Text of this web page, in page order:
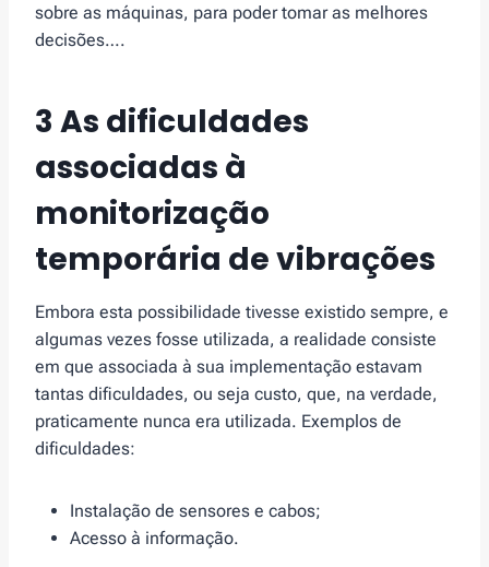
sobre as máquinas, para poder tomar as melhores
decisões….
3 As dificuldades
associadas à
monitorização
temporária de vibrações
Embora esta possibilidade tivesse existido sempre, e
algumas vezes fosse utilizada, a realidade consiste
em que associada à sua implementação estavam
tantas dificuldades, ou seja custo, que, na verdade,
praticamente nunca era utilizada. Exemplos de
dificuldades:
Instalação de sensores e cabos;
Acesso à informação.